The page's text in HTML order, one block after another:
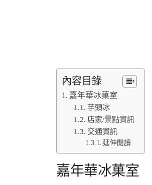
內容目錄
嘉年華冰菓室
芋頭冰
店家/景點資訊
交通資訊
延伸閱讀
嘉年華冰菓室